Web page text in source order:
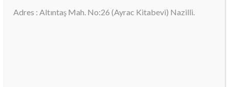
Adres : Altıntaş Mah. No:26 (Ayrac Kitabevi) Nazilli.